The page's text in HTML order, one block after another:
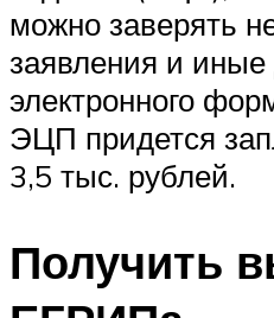
можно заверять
заявления и
электронного
ЭЦП придется
3,5 тыс. рублей.
Получить